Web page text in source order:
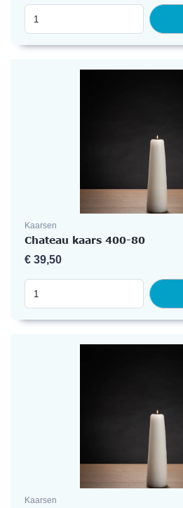
Kaarsen
Chateau kaars 400-80
€ 39,50
Kaarsen